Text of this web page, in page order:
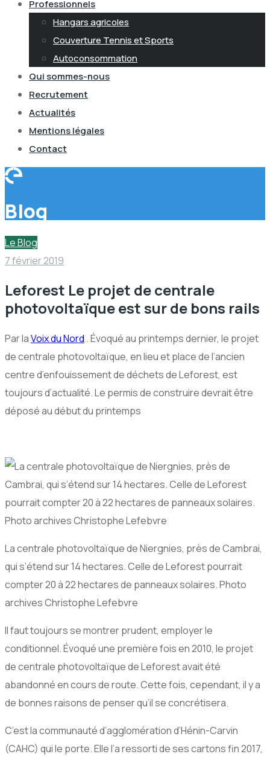
Professionnels
Hangars agricoles
Couverture Tennis et Sports
Autoconsommation
Qui sommes-nous
Recrutement
Actualités
Mentions légales
Contact
Blog
Le Blog
7 février 2019
Leforest Le projet de centrale
photovoltaïque est sur de bons rails
Par laVoix du Nord . Évoqué au printemps dernier, le projet
de centrale photovoltaïque, en lieu et place de l’ancien
centre d’enfouissement de déchets de Leforest, est
toujours d’actualité. Le permis de construire devrait être
déposé au début du printemps
La centrale photovoltaïque de Niergnies, près de Cambrai,
qui s’étend sur 14 hectares. Celle de Leforest pourrait
compter 20 à 22 hectares de panneaux solaires. Photo
archives Christophe Lefebvre
Il faut toujours se montrer prudent, employer le
conditionnel. Évoqué une première fois en 2010, le projet
de centrale photovoltaïque de Leforest avait été
abandonné en cours de route. Cette fois, cependant, il y a
de bonnes raisons de penser qu’il se concrétisera.
C’est la communauté d’agglomération d’Hénin-Carvin
(CAHC) qui le porte. Elle l’a ressorti de ses cartons fin 2017,